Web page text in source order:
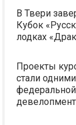
В Твери
Кубок
лодках
Проекты
стали